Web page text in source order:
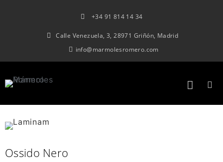
+34 91 814 14 34
Calle Venezuela, 3, 28971 Griñón, Madrid
info@marmolesromero.com
Ossido Nero